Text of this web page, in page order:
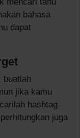
bahasa
dapat
buatlah
jika kamu
hashtag
juga